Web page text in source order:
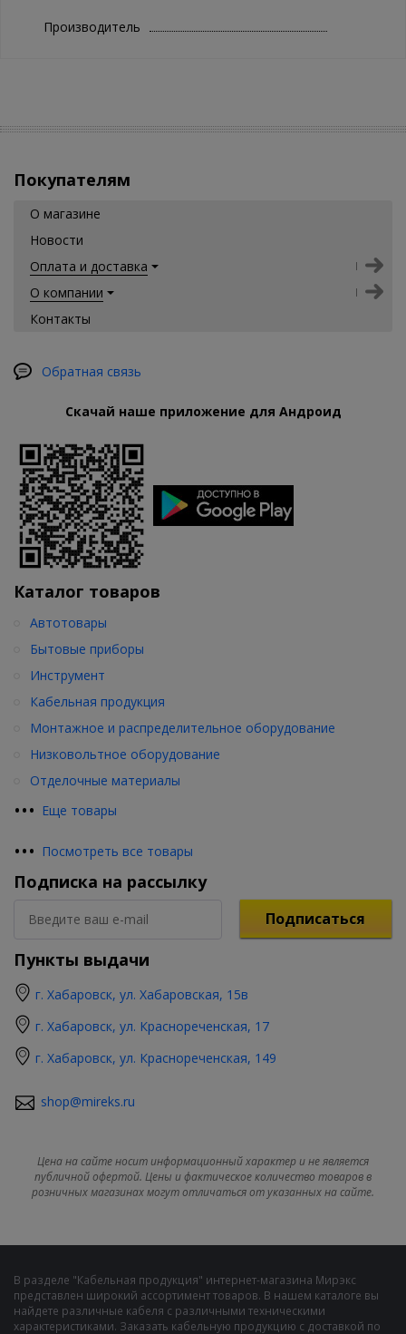
Производитель
Покупателям
О магазине
Новости
Оплата и доставка
О компании
Контакты
Обратная связь
Скачай наше приложение для Андроид
Каталог товаров
••• Еще товары
Автотовары
Бытовые приборы
Инструмент
Кабельная продукция
Монтажное и распределительное оборудование
Низковольтное оборудование
Отделочные материалы
••• Посмотреть все товары
Подписка на рассылку
Подписаться
Пункты выдачи
г. Хабаровск, ул. Хабаровская, 15в
г. Хабаровск, ул. Краснореченская, 17
г. Хабаровск, ул. Краснореченская, 149
shop@mireks.ru
Цена на сайте носит информационный характер и не является
публичной офертой. Цены и фактическое количество товаров в
розничных магазинах могут отличаться от указанных на сайте.
В разделе "Кабельная продукция" интернет-магазина Мирэкс
представлен широкий ассортимент товаров. В нашем каталоге вы
найдете различные кабеля с различными техническими
характеристиками. Заказать кабельную продукцию с доставкой по